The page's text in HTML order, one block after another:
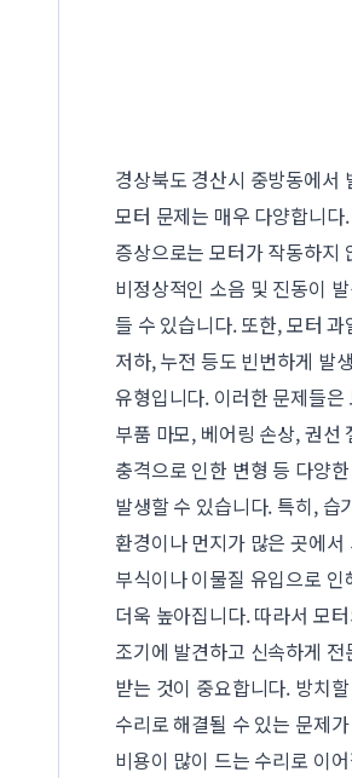
경상북도 경산시 중방동에서
모터 문제는 매우 다양합니다
증상으로는 모터가 작동하지
비정상적인 소음 및 진동이
들 수 있습니다. 또한, 모터 과
저하, 누전 등도 빈번하게 발
유형입니다. 이러한 문제들은
부품 마모, 베어링 손상, 권선
충격으로 인한 변형 등 다양
발생할 수 있습니다. 특히, 습
환경이나 먼지가 많은 곳에서
부식이나 이물질 유입으로 인
더욱 높아집니다. 따라서 모
조기에 발견하고 신속하게 전
받는 것이 중요합니다. 방치
수리로 해결될 수 있는 문제
비용이 많이 드는 수리로 이